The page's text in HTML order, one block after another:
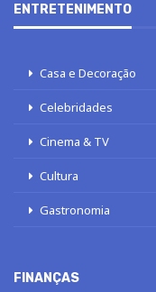
ENTRETENIMENTO
Casa e Decoração
Celebridades
Cinema & TV
Cultura
Gastronomia
FINANÇAS